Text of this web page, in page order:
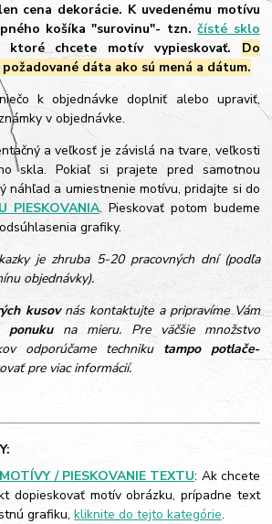
cena dekorácie. K uvedenému motívu
košíka "surovinu"- tzn.čísté sklo
chcete motív vypieskovať. Do
dáta ako sú mená a dátum.
k objednávke doplniť alebo upraviť,
v objednávke.
a veľkosť je závislá na tvare, veľkosti
skla. Pokiaľ si prajete pred samotnou
náhľad a umiestnenie motívu, pridajte si do
PIESKOVANIA. Pieskovať potom budeme
grafiky.
je zhruba 5-20 pracovných dní (podľa
objednávky).
kusovnás kontaktujte a pripravíme Vám
ponukuna mieru. Pre väčšie množstvo
odporúčame techniku tampo potlače-
pre viac informácií.
/ PIESKOVANIE TEXTU: Ak chcete
dopieskovať motív obrázku, prípadne text
grafiku,kliknite do tejto kategórie.